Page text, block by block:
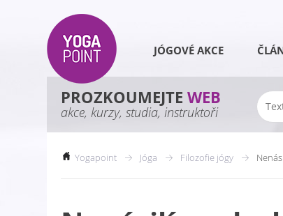
JÓGOVÉ AKCE
PROZKOUMEJTE WEB
akce, kurzy, studia, instruktoři
Yogapoint Jóga Filozofie jógy